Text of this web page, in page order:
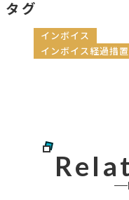
タグ
インボイス
インボイス経過措置